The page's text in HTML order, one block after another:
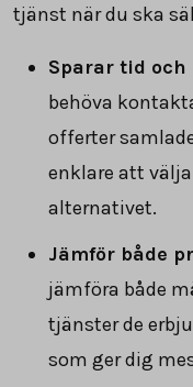
tjänst när du ska
Sparar tid och
behöva
offerter
enklare att
alternativet.
Jämför både
jämföra både
tjänster de
som ger dig